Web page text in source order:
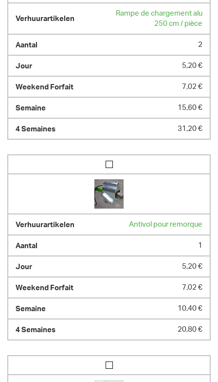
Rampe de chargement alu
250 cm / pièce
2
5,20 €
7,02 €
15,60 €
31,20 €
Antivol pour remorque
1
5,20 €
7,02 €
10,40 €
20,80 €